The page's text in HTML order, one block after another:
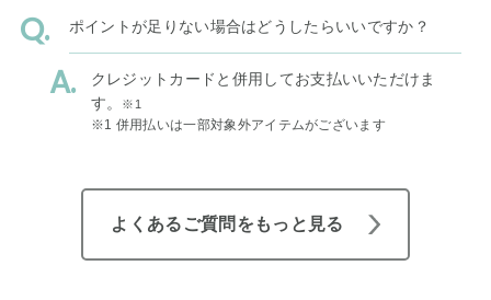
ポイントが足りない場合はどうしたらいいですか？
クレジットカードと併用してお支払いいただけま
す。
※1
※1 併用払いは一部対象外アイテムがございます
よくあるご質問をもっと見る